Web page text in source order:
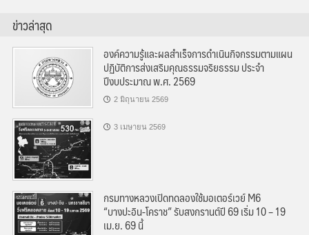
ข่าวล่าสุด
องค์ความรู้และผลสำเร็จการดำเนินกิจกรรมตามแผน
ปฏิบัติการส่งเสริมคุณธรรมจริยธรรม ประจำ
ปีงบประมาณ พ.ศ. 2569
2 มิถุนายน 2569
3 เมษายน 2569
กรมทางหลวงเปิดทดลองใช้มอเตอร์เวย์ M6
“บางปะอิน-โคราช” รับสงกรานต์ปี 69 เริ่ม 10 – 19
เม.ย. 69 นี้